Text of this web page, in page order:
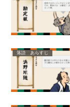
落語 あらすじ